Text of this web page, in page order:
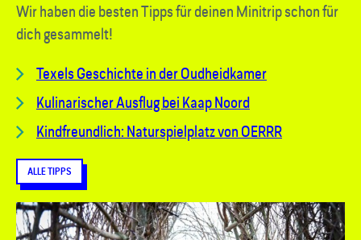
Wir haben die besten Tipps für deinen Minitrip schon für
dich gesammelt!
Texels Geschichte in der Oudheidkamer
Kulinarischer Ausflug bei Kaap Noord
Kindfreundlich: Naturspielplatz von OERRR
ALLE TIPPS